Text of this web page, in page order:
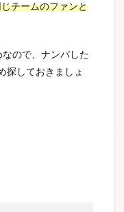
チームのファンと
ので、ナンパした
探しておきましょ